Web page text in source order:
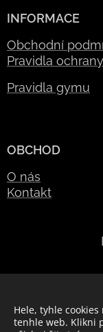
INFORMACE
Obchodní
Pravidla
Pravidla gymu
OBCHOD
O nás
Kontakt
Hele, tyhle
tenhle web. Klikni